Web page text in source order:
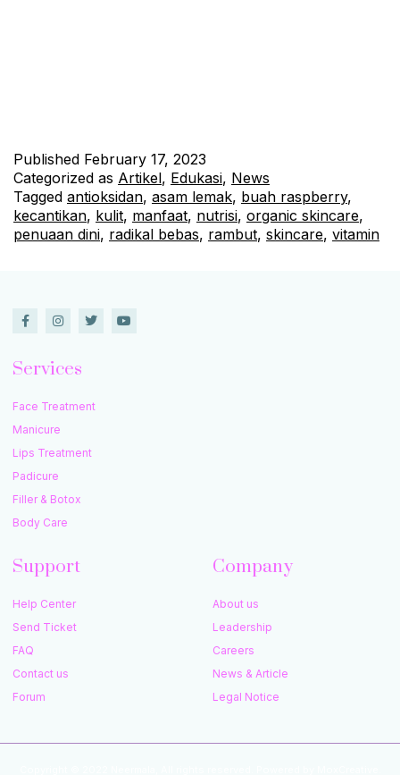
Published February 17, 2023
Categorized as Artikel, Edukasi, News
Tagged antioksidan, asam lemak, buah raspberry,
kecantikan, kulit, manfaat, nutrisi, organic skincare,
penuaan dini, radikal bebas, rambut, skincare, vitamin
Services
Face Treatment
Manicure
Lips Treatment
Padicure
Filler & Botox
Body Care
Support
Help Center
Send Ticket
FAQ
Contact us
Forum
Company
About us
Leadership
Careers
News & Article
Legal Notice